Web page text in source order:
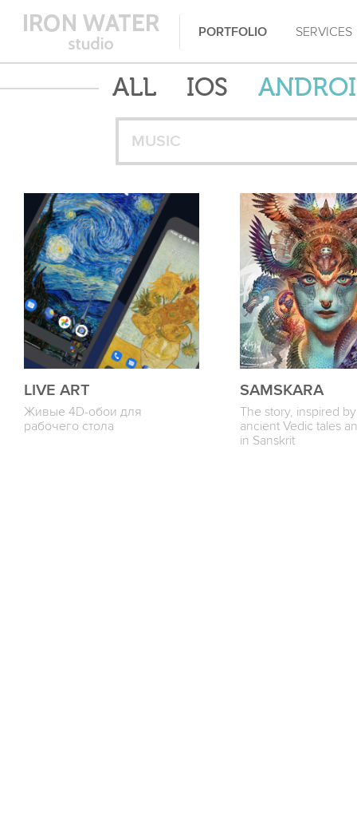
PORTFOLIO SERVICES
ALL IOS
MUSIC
LIVE ART
Живые 4D-обои для
рабочего стола
SAMSKARA
The story, inspired
ancient Vedic tales
in Sanskrit